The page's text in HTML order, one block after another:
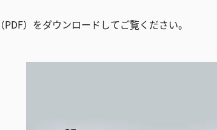
）をダウンロードしてご覧ください。